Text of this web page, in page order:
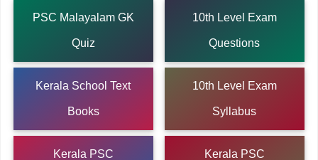
PSC Malayalam GK
Quiz
10th Level Exam
Questions
Kerala School Text
Books
10th Level Exam
Syllabus
Kerala PSC Kerala PSC